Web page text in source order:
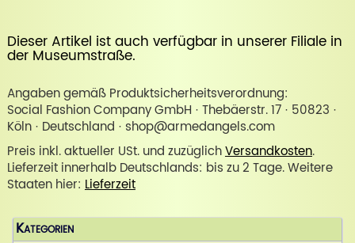
Dieser Artikel ist auch verfügbar in unserer Filiale in
der Museumstraße.
Angaben gemäß Produktsicherheitsverordnung:
Social Fashion Company GmbH · Thebäerstr. 17 · 50823 ·
Köln · Deutschland · shop@armedangels.com
Preis inkl. aktueller USt. und zuzüglichVersandkosten.
Lieferzeit innerhalb Deutschlands: bis zu 2 Tage. Weitere
Staaten hier: Lieferzeit
Kategorien